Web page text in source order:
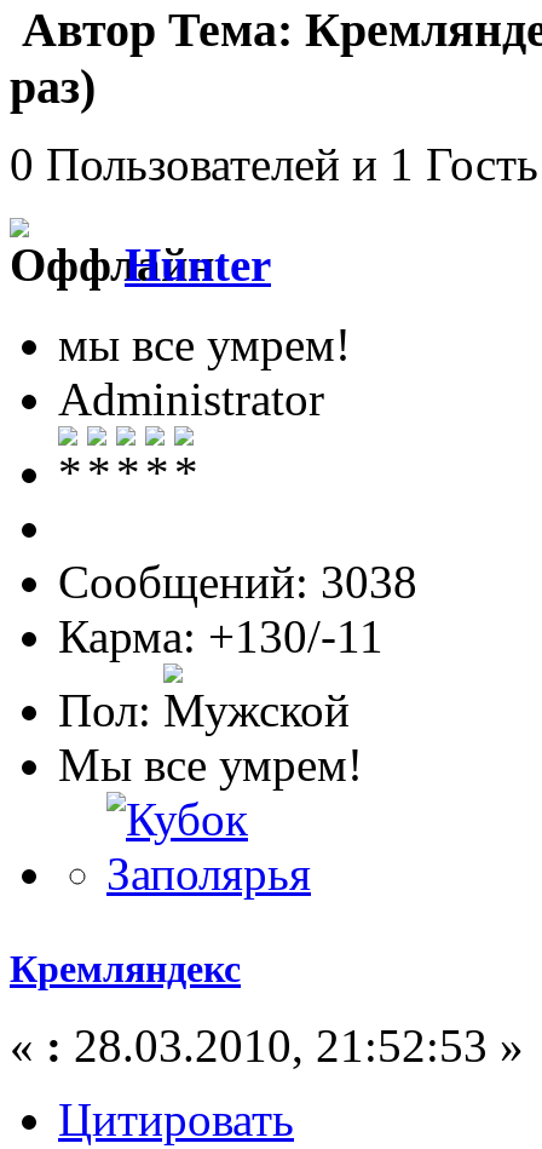
Автор Тема:
раз)
0 Пользователей и 1
Hunter
мы все умрем!
Administrator
Сообщений: 3038
Карма: +130/-11
Пол:
Мы все умрем!
Кремляндекс
« : 28.03.2010, 21:52:53 »
Цитировать